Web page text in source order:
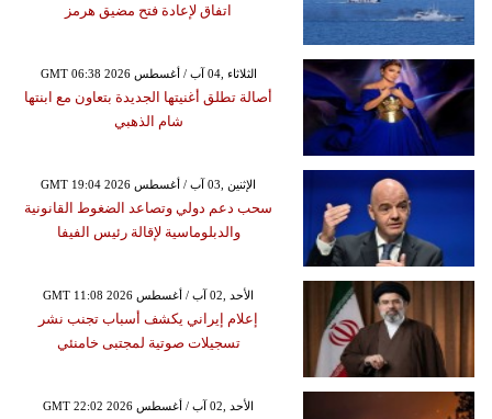
اتفاق لإعادة فتح مضيق هرمز
GMT 06:38 2026 الثلاثاء ,04 آب / أغسطس
أصالة تطلق أغنيتها الجديدة بتعاون مع ابنتها
شام الذهبي
GMT 19:04 2026 الإثنين ,03 آب / أغسطس
سحب دعم دولي وتصاعد الضغوط القانونية
والدبلوماسية لإقالة رئيس الفيفا
GMT 11:08 2026 الأحد ,02 آب / أغسطس
إعلام إيراني يكشف أسباب تجنب نشر
تسجيلات صوتية لمجتبى خامنئي
GMT 22:02 2026 الأحد ,02 آب / أغسطس